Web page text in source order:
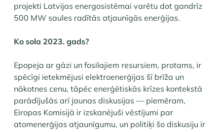
projekti Latvijas energosistēmai varētu dot gandrīz
500 MW saules radītās atjaunīgās enerģijas.
Ko sola 2023. gads?
Epopeja ar gāzi un fosilajiem resursiem, protams, ir
spēcīgi ietekmējusi elektroenerģijas šī brīža un
nākotnes cenu, tāpēc enerģētiskās krīzes kontekstā
parādījušās arī jaunas diskusijas — piemēram,
Eiropas Komisijā ir izskanējuši vēstījumi par
atomenerģijas atjaunīgumu, un politiķi šo diskusiju ir